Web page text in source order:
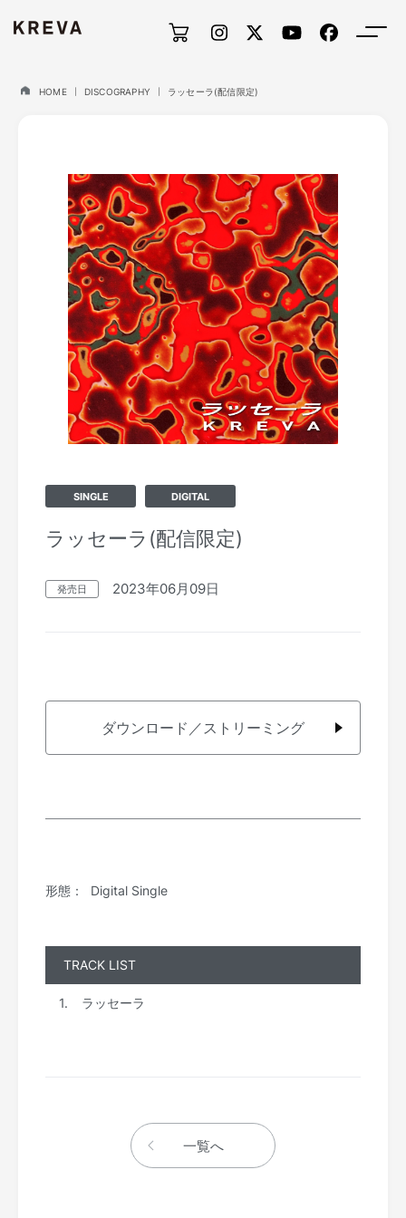
HOME DISCOGRAPHY ラッセーラ(配信限定)
SINGLE DIGITAL
ラッセーラ(配信限定)
発売日 2023年06月09日
ダウンロード／ストリーミング
形態 Digital Single
TRACK LIST
ラッセーラ
一覧へ